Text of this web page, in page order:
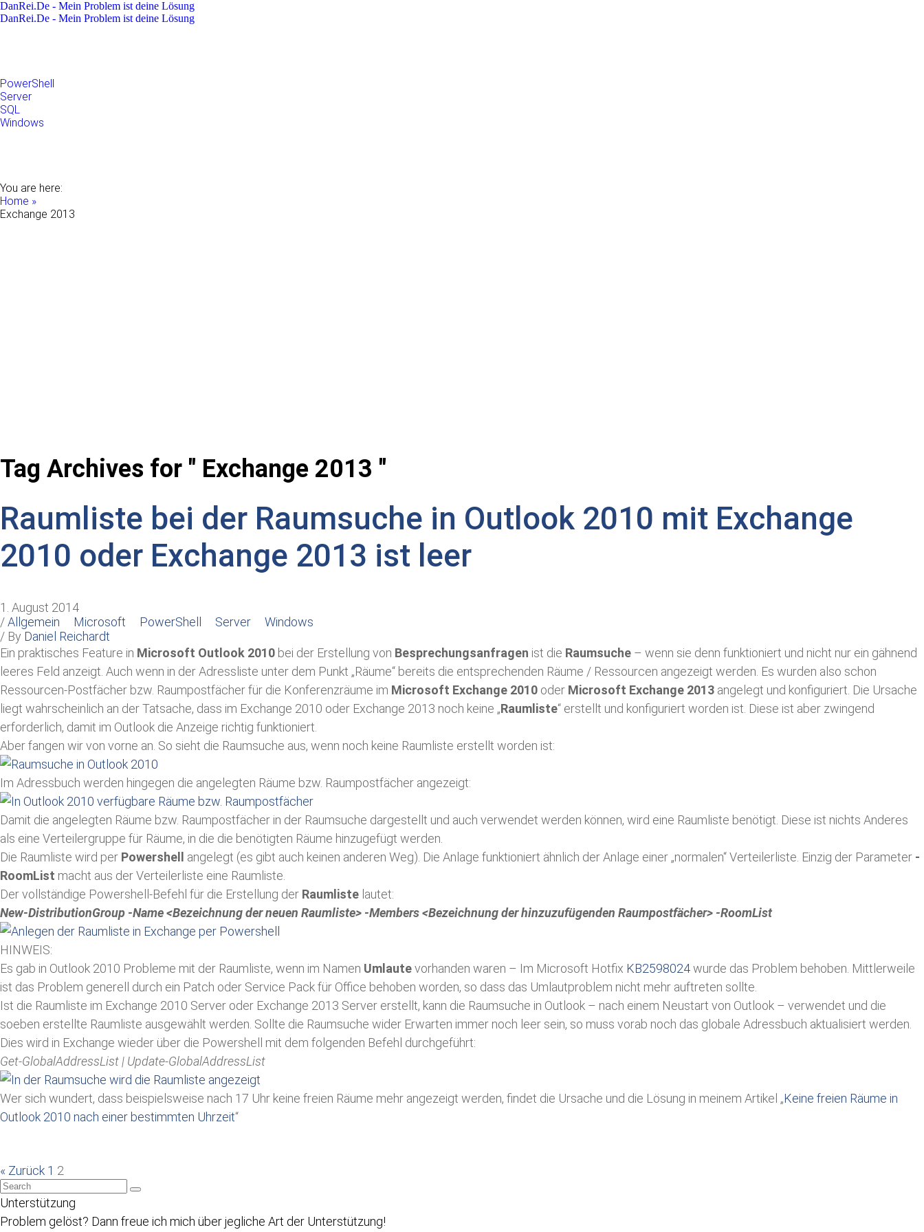
DanRei.De - Mein Problem ist deine Lösung
DanRei.De - Mein Problem ist deine Lösung
PowerShell
Server
SQL
Windows
You are here:
Home »
Exchange 2013
Tag Archives for " Exchange 2013 "
Raumliste bei der Raumsuche in Outlook 2010 mit Exchange
2010 oder Exchange 2013 ist leer
1. August 2014
/Allgemein Microsoft PowerShell Server
Windows
/ By Daniel Reichardt
Ein praktisches Feature in Microsoft Outlook 2010 bei der Erstellung von Besprechungsanfragen ist die Raumsuche – wenn sie denn funktioniert und nicht nur ein gähnend
leeres Feld anzeigt. Auch wenn in der Adressliste unter dem Punkt „Räume“ bereits die entsprechenden Räume / Ressourcen angezeigt werden. Es wurden also schon
Ressourcen-Postfächer bzw. Raumpostfächer für die Konferenzräume im Microsoft Exchange 2010 oder Microsoft Exchange 2013 angelegt und konfiguriert. Die Ursache
liegt wahrscheinlich an der Tatsache, dass im Exchange 2010 oder Exchange 2013 noch keine „Raumliste“ erstellt und konfiguriert worden ist. Diese ist aber zwingend
erforderlich, damit im Outlook die Anzeige richtig funktioniert.
Aber fangen wir von vorne an. So sieht die Raumsuche aus, wenn noch keine Raumliste erstellt worden ist:
Im Adressbuch werden hingegen die angelegten Räume bzw. Raumpostfächer angezeigt:
Damit die angelegten Räume bzw. Raumpostfächer in der Raumsuche dargestellt und auch verwendet werden können, wird eine Raumliste benötigt. Diese ist nichts Anderes
als eine Verteilergruppe für Räume, in die die benötigten Räume hinzugefügt werden.
Die Raumliste wird per Powershell angelegt (es gibt auch keinen anderen Weg). Die Anlage funktioniert ähnlich der Anlage einer „normalen“ Verteilerliste. Einzig der Parameter -
RoomList macht aus der Verteilerliste eine Raumliste.
Der vollständige Powershell-Befehl für die Erstellung der Raumliste lautet:
New-DistributionGroup -Name <Bezeichnung der neuen Raumliste> -Members <Bezeichnung der hinzuzufügenden Raumpostfächer> -RoomList
HINWEIS:
Es gab in Outlook 2010 Probleme mit der Raumliste, wenn im Namen Umlautevorhanden waren – Im Microsoft Hotfix KB2598024wurde das Problem behoben. Mittlerweile
ist das Problem generell durch ein Patch oder Service Pack für Office behoben worden, so dass das Umlautproblem nicht mehr auftreten sollte.
Ist die Raumliste im Exchange 2010 Server oder Exchange 2013 Server erstellt, kann die Raumsuche in Outlook – nach einem Neustart von Outlook – verwendet und die
soeben erstellte Raumliste ausgewählt werden. Sollte die Raumsuche wider Erwarten immer noch leer sein, so muss vorab noch das globale Adressbuch aktualisiert werden.
Dies wird in Exchange wieder über die Powershell mit dem folgenden Befehl durchgeführt:
Get-GlobalAddressList | Update-GlobalAddressList
Wer sich wundert, dass beispielsweise nach 17 Uhr keine freien Räume mehr angezeigt werden, findet die Ursache und die Lösung in meinem Artikel „Keine freien Räume in
Outlook 2010 nach einer bestimmten Uhrzeit“
« Zurück 1 2
Unterstützung
Problem gelöst? Dann freue ich mich über jegliche Art der Unterstützung!